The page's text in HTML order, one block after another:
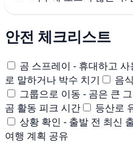
안전 체크리스트
곰 스프레이 - 휴대하고 사
로 말하거나 박수 치기
음
그룹으로 이동 - 곰은 큰
곰 활동 피크 시간
등산로
상황 확인 - 출발 전 최신
여행 계획 공유